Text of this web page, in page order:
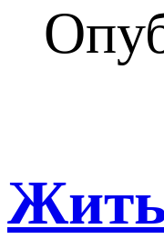
Жить